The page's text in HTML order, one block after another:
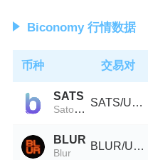
Biconomy 行情数据
币种 交易对
SATS
Satoshis Vision
SATS/USDT
BLUR
Blur
BLUR/USDT